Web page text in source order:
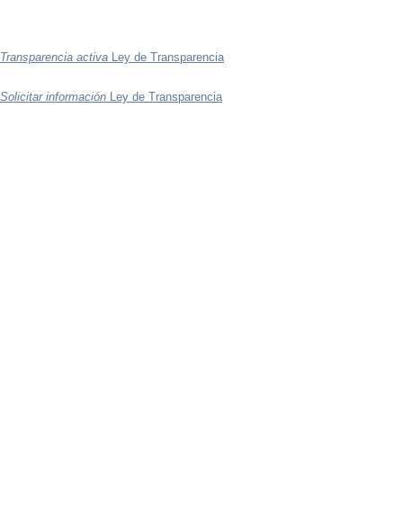
Transparencia activa Ley de Transparencia
Solicitar información Ley de Transparencia